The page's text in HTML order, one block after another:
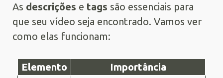
As descrições e tags são essenciais para
que seu vídeo seja encontrado. Vamos ver
como elas funcionam:
Elemento Importância